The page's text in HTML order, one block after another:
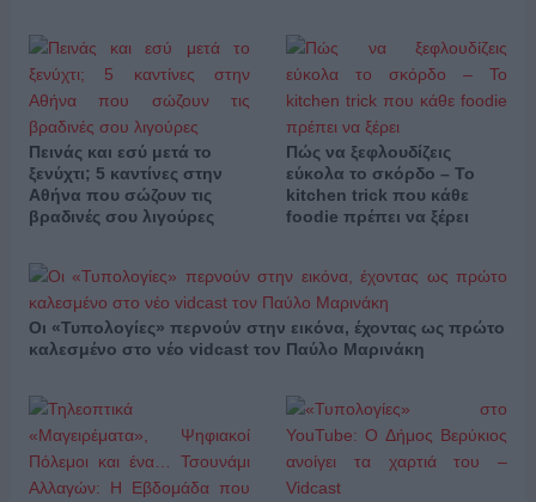
Πεινάς και εσύ μετά το
ξενύχτι; 5 καντίνες στην
Αθήνα που σώζουν τις
βραδινές σου λιγούρες
Πώς να ξεφλουδίζεις
εύκολα το σκόρδο – Το
kitchen trick που κάθε
foodie πρέπει να ξέρει
Οι «Τυπολογίες» περνούν στην εικόνα, έχοντας ως πρώτο
καλεσμένο στο νέο vidcast τον Παύλο Μαρινάκη